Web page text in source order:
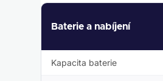
Baterie a nabíjení
Kapacita baterie